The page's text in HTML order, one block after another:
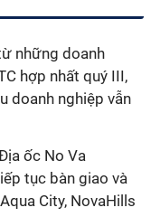
những doanh
hợp nhất quý III,
doanh nghiệp vẫn
ốc No Va
tục bàn giao và
City, NovaHills